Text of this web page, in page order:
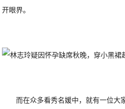
开眼界。
而在众多看秀名媛中，就有一位大